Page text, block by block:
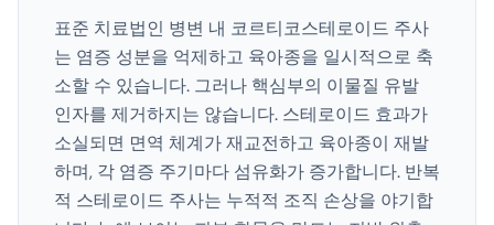
표준 치료법인 병변 내 코르티코스테로이드 주사
는 염증 성분을 억제하고 육아종을 일시적으로 축
소할 수 있습니다. 그러나 핵심부의 이물질 유발
인자를 제거하지는 않습니다. 스테로이드 효과가
소실되면 면역 체계가 재교전하고 육아종이 재발
하며, 각 염증 주기마다 섬유화가 증가합니다. 반복
적 스테로이드 주사는 누적적 조직 손상을 야기합